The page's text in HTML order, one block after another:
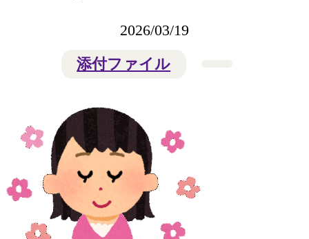
2026/03/19
添付ファイル